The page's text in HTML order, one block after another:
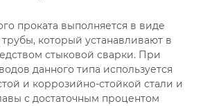
проката выполняется в виде
который устанавливают в
стыковой сварки. При
данного типа используется
и коррозийно-стойкой стали и
с достаточным процентом